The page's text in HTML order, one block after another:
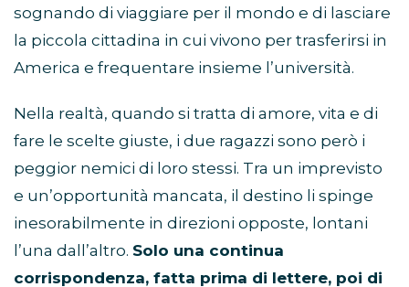
sognando di viaggiare per il mondo e di lasciare
la piccola cittadina in cui vivono per trasferirsi in
America e frequentare insieme l’università.
Nella realtà, quando si tratta di amore, vita e di
fare le scelte giuste, i due ragazzi sono però i
peggior nemici di loro stessi. Tra un imprevisto
e un’opportunità mancata, il destino li spinge
inesorabilmente in direzioni opposte, lontani
l’una dall’altro. Solo una continua
corrispondenza, fatta prima di lettere, poi di